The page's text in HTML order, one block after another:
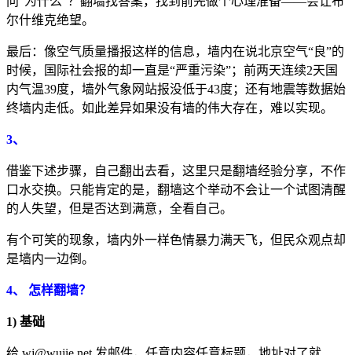
尔什维克绝望。
最后：像空气质量播报这样的信息，墙内在说北京空气“良”的
时候，国际社会报的却一直是“严重污染”；前两天连续2天国
内气温39度，墙外气象网站报没低于43度；还有地震等数据始
终墙内走低。如此差异如果没有墙的伟大存在，难以实现。
3、
借鉴下述步骤，自己翻出去看，这里只是翻墙经验分享，不作
口水交换。只能肯定的是，翻墙这个举动不会让一个试图清醒
的人失望，但是否达到满意，全看自己。
有个可笑的现象，墙内外一样色情暴力满天飞，但民众观点却
是墙内一边倒。
4、 怎样翻墙？
1) 基础